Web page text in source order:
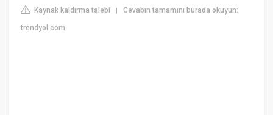
Kaynak kaldırma talebi |Cevabın tamamını burada okuyun:
trendyol.com